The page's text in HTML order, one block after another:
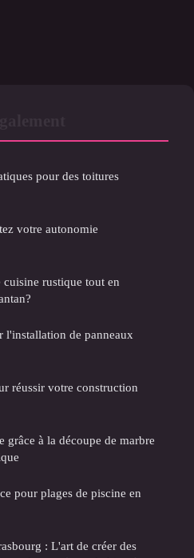
pour des toitures
votre autonomie
rustique tout en
l'installation de panneaux
réussir votre construction
grâce à la découpe de marbre
pour plages de piscine en
: L'art de créer des